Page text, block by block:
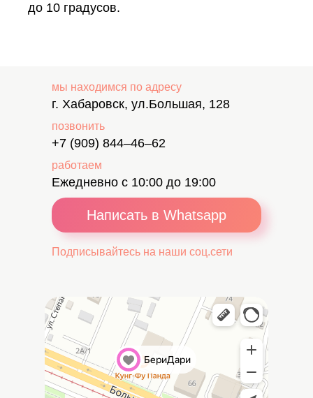
до 10 градусов.
+7 (909) 844–46–62
позвонить
работаем
мы находимся по адресу
г. Хабаровск, ул.Большая, 128
Ежедневно с 10:00 до 19:00
Подписывайтесь на наши соц.сети
Написать в Whatsapp